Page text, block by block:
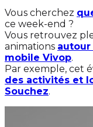
Vous cherchez
ce week-end ?
Vous retrouvez
animations autour
mobile Vivop.
Par exemple, cet
des activités et
Souchez.